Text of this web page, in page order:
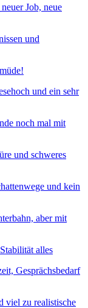
Job, neue
und
und ein sehr
noch mal mit
und schweres
und kein
aber mit
alles
Gesprächsbedarf
viel zu realistische